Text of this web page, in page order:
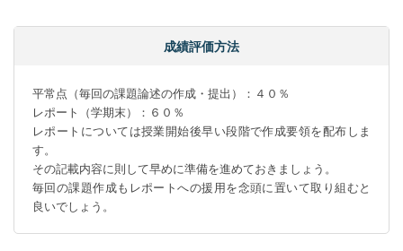
成績評価方法
平常点（毎回の課題論述の作成・提出）：４０％
レポート（学期末）：６０％
レポートについては授業開始後早い段階で作成要領を配布しま
す。
その記載内容に則して早めに準備を進めておきましょう。
毎回の課題作成もレポートへの援用を念頭に置いて取り組むと
良いでしょう。